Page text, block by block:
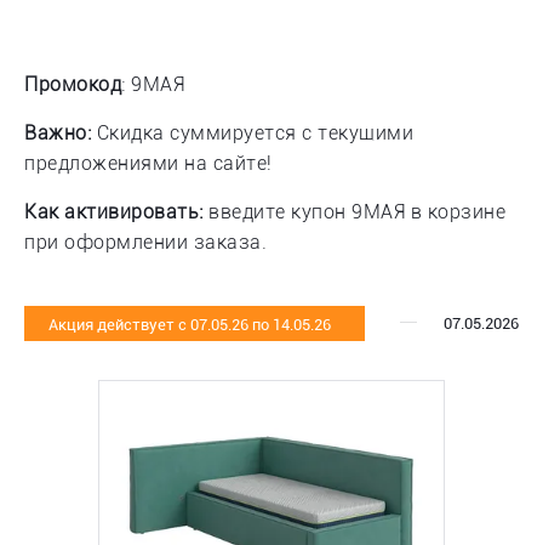
Промокод: 9МАЯ
Важно: Скидка суммируется с текущими
предложениями на сайте!
Как активировать: введите купон 9МАЯ в корзине
при оформлении заказа.
Акция действует с 07.05.26 по 14.05.26 07.05.2026